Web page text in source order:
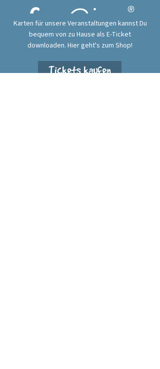
Karten für unsere Veranstaltungen kannst Du
bequem von zu Hause als E-Ticket
downloaden. Hier geht's zum Shop!
Tickets kaufen